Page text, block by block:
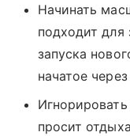
Начинать
подходит для
запуска
начатое
просит